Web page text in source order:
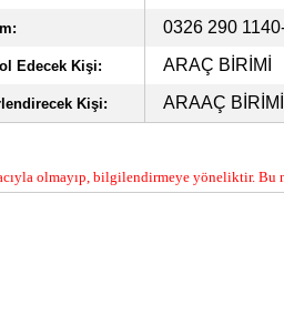
0326 290
Edecek Kişi: ARAÇ BİRİMİ
Kişi: ARAAÇ BİRİMİ
olmayıp, bilgilendirmeye yöneliktir. Bu